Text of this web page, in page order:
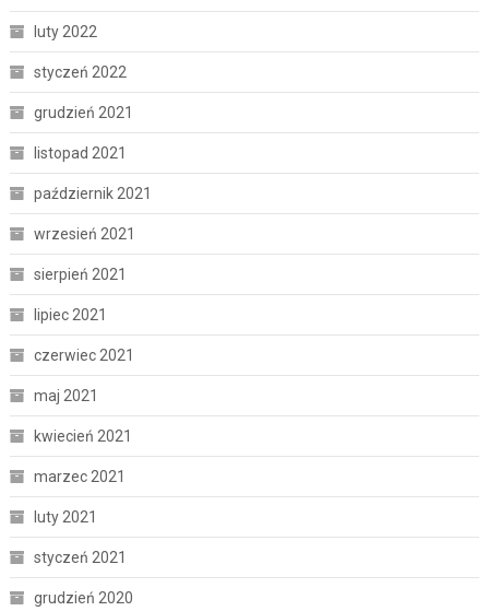
luty 2022
styczeń 2022
grudzień 2021
listopad 2021
październik 2021
wrzesień 2021
sierpień 2021
lipiec 2021
czerwiec 2021
maj 2021
kwiecień 2021
marzec 2021
luty 2021
styczeń 2021
grudzień 2020